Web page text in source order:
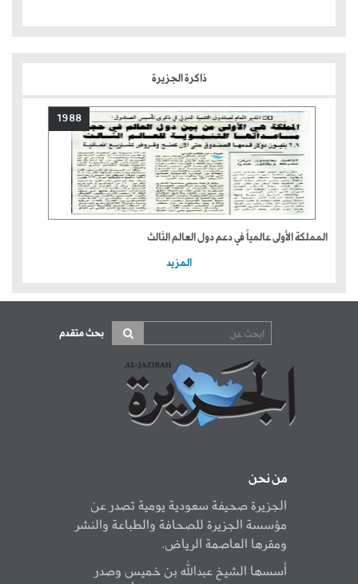
ذاكرة الجزيرة
1988
المملكة الأولى عالمياً في دعم دول العالم الثالث
المزيد
بحث متقدم
من نحن
الجزيرة صحيفة سعودية يومية تصدر عن
مؤسسة الجزيرة للصحافة والطباعة والنشر
ومقرها العاصمة الرياض.
أسسها الشيخ عبدالله بن خميس وصدر